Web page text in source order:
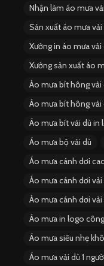
Nhận làm áo mưa
Sản xuất áo mưa
Xưởng in áo mưa vải
Xưởng sản xuất áo
Áo mưa bít hông vải
Áo mưa bít hông
Áo mưa bít vải dù in
Áo mưa bộ vải dù
Áo mưa cánh dơi
Áo mưa cánh dơi
Áo mưa cánh dơi
Áo mưa in logo
Áo mưa siêu nhẹ
Áo mưa vải dù 1